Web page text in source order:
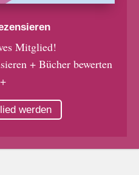
Mitglied!
+ Bücher bewerten
+
werden